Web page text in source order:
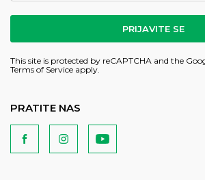
PRIJAVITE SE
This site is protected by reCAPTCHA and the
Terms of Service apply.
PRATITE NAS